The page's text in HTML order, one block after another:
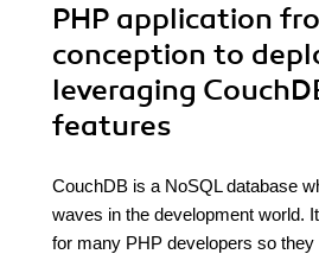
PHP application
conception to
leveraging
features
CouchDB is a NoSQL database
waves in the development world.
for many PHP developers so they